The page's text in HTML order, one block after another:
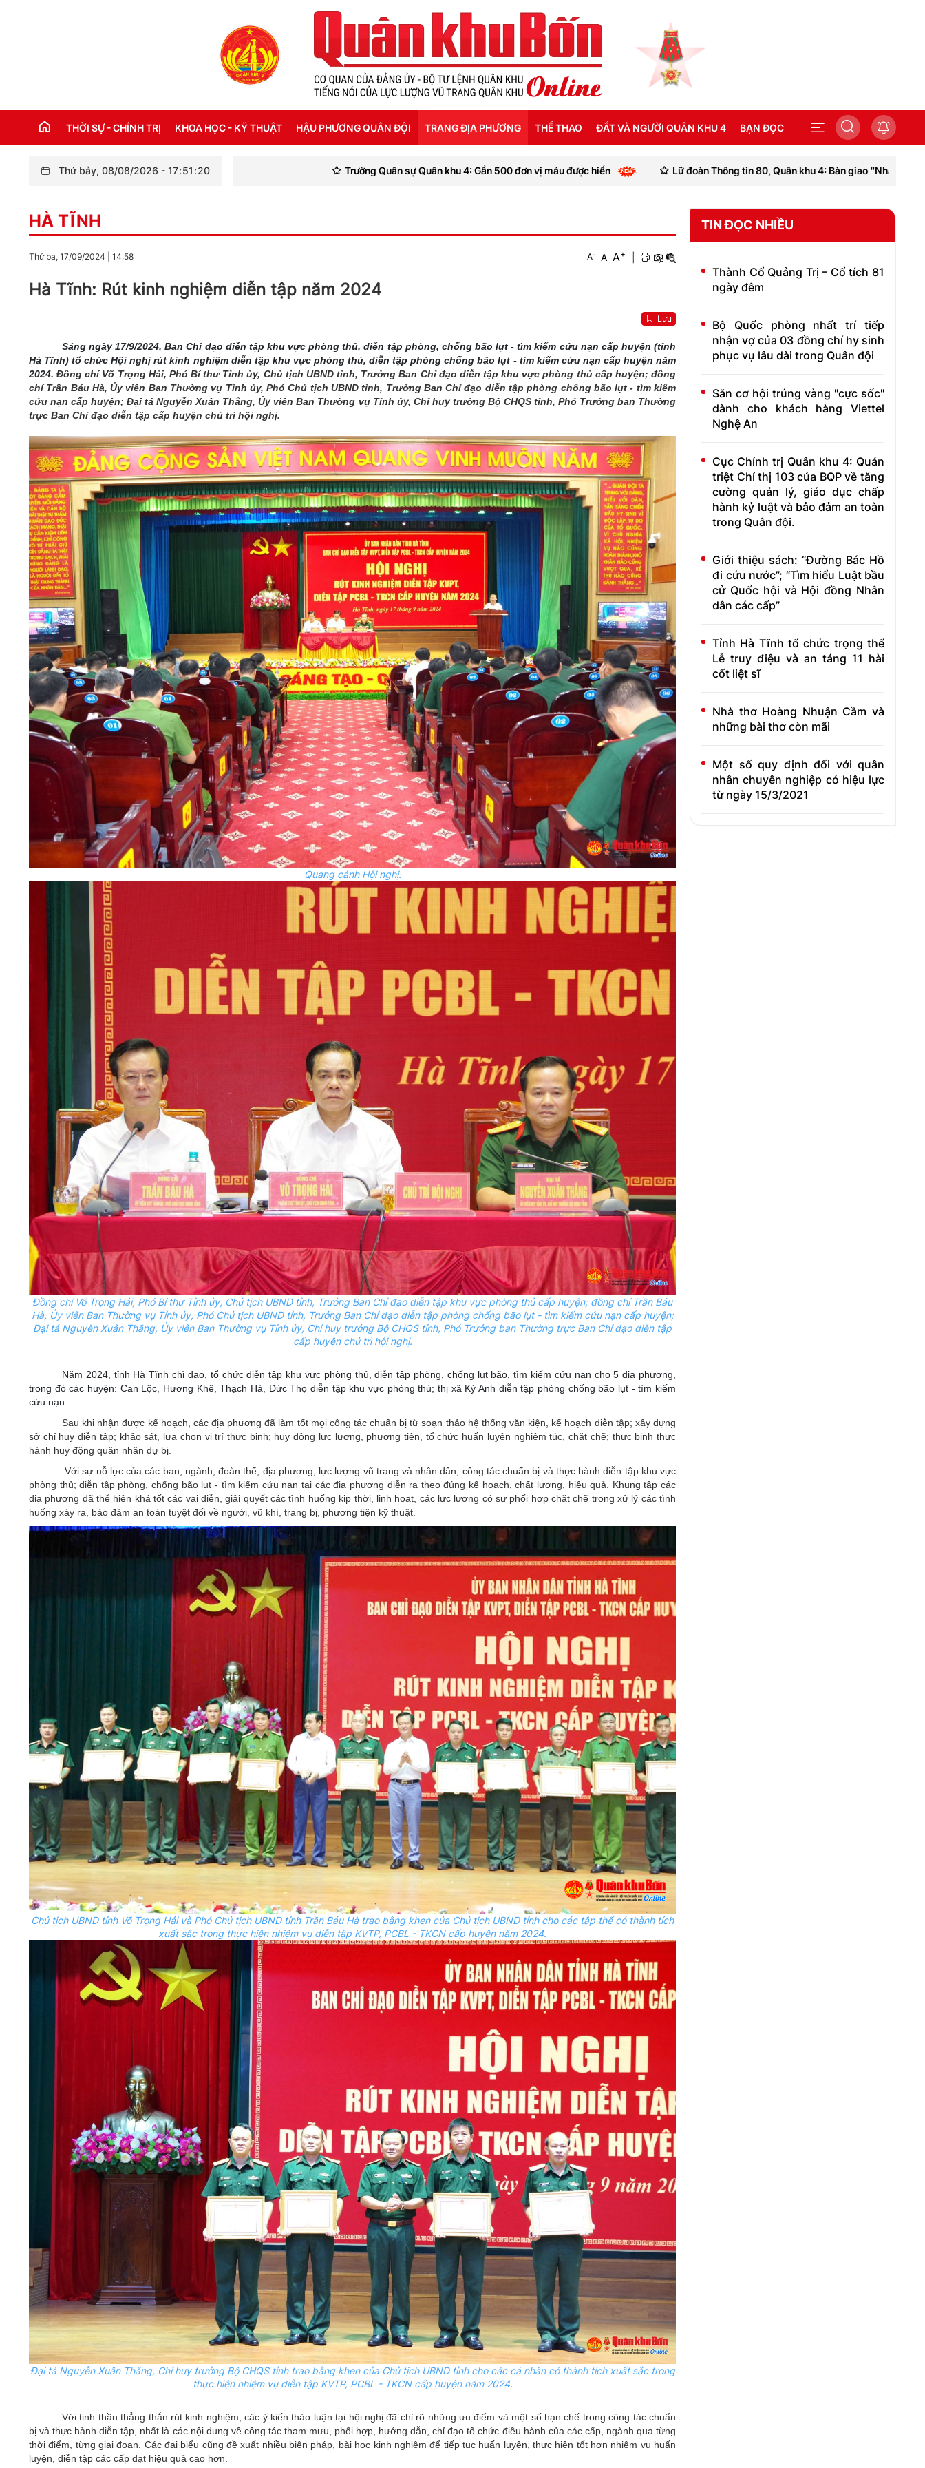
THỜI SỰ - CHÍNH TRỊ
THỜI SỰ QUỐC TẾ
KỶ NIỆM 110 NĂM NGÀY BÁC HỒ RA ĐI
CHÀO MỪNG KỶ NIỆM 75 NĂM NGÀY
TRUYỀN THỐNG LỰC LƯỢNG VŨ TRANG
QUÂN KHU 4 (15/10/1945 - 15/10/2020)
KHOA HỌC - KỸ THUẬT HẬU PHƯƠNG QUÂN ĐỘI TRANG ĐỊA PHƯƠNG THỂ THAO ĐẤT VÀ NGƯỜI QUÂN KHU 4 BẠN ĐỌC
Thứ bảy, 08/08/2026 - 17:51 :22 Trường Quân sự Quân khu 4: Gần 500 đơn vị máu được hiến Lữ đoàn Thông tin 80, Quân khu 4: Bàn giao “Nhà đồng đội”
HÀ TĨNH
Thứ ba, 17/09/2024 14:58 A- A A+
Hà Tĩnh: Rút kinh nghiệm diễn tập năm 2024
Lưu
Sáng ngày 17/9/2024, Ban Chỉ đạo diễn tập khu vực phòng thủ, diễn tập phòng, chống bão lụt - tìm kiếm cứu nạn cấp huyện (tỉnh
Hà Tĩnh) tổ chức Hội nghị rút kinh nghiệm diễn tập khu vực phòng thủ, diễn tập phòng chống bão lụt - tìm kiếm cứu nạn cấp huyện năm
2024.Đồng chí Võ Trọng Hải, Phó Bí thư Tỉnh ủy, Chủ tịch UBND tỉnh, Trưởng Ban Chỉ đạo diễn tập khu vực phòng thủ cấp huyện; đồng
chí Trần Báu Hà, Ủy viên Ban Thường vụ Tỉnh ủy, Phó Chủ tịch UBND tỉnh, Trưởng Ban Chỉ đạo diễn tập phòng chống bão lụt - tìm kiếm
cứu nạn cấp huyện; Đại tá Nguyễn Xuân Thắng, Ủy viên Ban Thường vụ Tỉnh ủy, Chỉ huy trưởng Bộ CHQS tỉnh, Phó Trưởng ban Thường
trực Ban Chỉ đạo diễn tập cấp huyện chủ trì hội nghị.
Quang cảnh Hội nghị.
Đồng chí Võ Trọng Hải, Phó Bí thư Tỉnh ủy, Chủ tịch UBND tỉnh, Trưởng Ban Chỉ đạo diễn tập khu vực phòng thủ cấp huyện; đồng chí Trần Báu
Hà, Ủy viên Ban Thường vụ Tỉnh ủy, Phó Chủ tịch UBND tỉnh, Trưởng Ban Chỉ đạo diễn tập phòng chống bão lụt - tìm kiếm cứu nạn cấp huyện;
Đại tá Nguyễn Xuân Thắng, Ủy viên Ban Thường vụ Tỉnh ủy, Chỉ huy trưởng Bộ CHQS tỉnh, Phó Trưởng ban Thường trực Ban Chỉ đạo diễn tập
cấp huyện chủ trì hội nghị.
Năm 2024, tỉnh Hà Tĩnh chỉ đạo, tổ chức diễn tập khu vực phòng thủ, diễn tập phòng, chống lụt bão, tìm kiếm cứu nạn cho 5 địa phương,
trong đó các huyện: Can Lộc, Hương Khê, Thạch Hà, Đức Thọ diễn tập khu vực phòng thủ; thị xã Kỳ Anh diễn tập phòng chống bão lụt - tìm kiếm
cứu nạn.
Sau khi nhận được kế hoạch, các địa phương đã làm tốt mọi công tác chuẩn bị từ soạn thảo hệ thống văn kiện, kế hoạch diễn tập; xây dựng
sở chỉ huy diễn tập; khảo sát, lựa chọn vị trí thực binh; huy động lực lượng, phương tiện, tổ chức huấn luyện nghiêm túc, chặt chẽ; thực binh thực
hành huy động quân nhân dự bị.
Với sự nỗ lực của các ban, ngành, đoàn thể, địa phương, lực lượng vũ trang và nhân dân, công tác chuẩn bị và thực hành diễn tập khu vực
phòng thủ; diễn tập phòng, chống bão lụt - tìm kiếm cứu nạn tại các địa phương diễn ra theo đúng kế hoạch, chất lượng, hiệu quả. Khung tập các
địa phương đã thể hiện khá tốt các vai diễn, giải quyết các tình huống kịp thời, linh hoạt, các lực lượng có sự phối hợp chặt chẽ trong xử lý các tình
huống xảy ra, bảo đảm an toàn tuyệt đối về người, vũ khí, trang bị, phương tiện kỹ thuật.
Chủ tịch UBND tỉnh Võ Trọng Hải và Phó Chủ tịch UBND tỉnh Trần Báu Hà trao bằng khen của Chủ tịch UBND tỉnh cho các tập thể có thành tích
xuất sắc trong thực hiện nhiệm vụ diễn tập KVTP, PCBL - TKCN cấp huyện năm 2024.
Đại tá Nguyễn Xuân Thắng, Chỉ huy trưởng Bộ CHQS tỉnh trao bằng khen của Chủ tịch UBND tỉnh cho các cá nhân có thành tích xuất sắc trong
thực hiện nhiệm vụ diễn tập KVTP, PCBL - TKCN cấp huyện năm 2024.
Với tinh thần thẳng thắn rút kinh nghiệm, các ý kiến thảo luận tại hội nghị đã chỉ rõ những ưu điểm và một số hạn chế trong công tác chuẩn
bị và thực hành diễn tập, nhất là các nội dung về công tác tham mưu, phối hợp, hướng dẫn, chỉ đạo tổ chức điều hành của các cấp, ngành qua từng
thời điểm, từng giai đoạn. Các đại biểu cũng đề xuất nhiều biện pháp, bài học kinh nghiệm để tiếp tục huấn luyện, thực hiện tốt hơn nhiệm vụ huấn
luyện, diễn tập các cấp đạt hiệu quả cao hơn.
TIN ĐỌC NHIỀU
Thành Cổ Quảng Trị – Cổ tích 81
ngày đêm
Bộ Quốc phòng nhất trí tiếp
nhận vợ của 03 đồng chí hy sinh
phục vụ lâu dài trong Quân đội
Săn cơ hội trúng vàng "cực sốc"
dành cho khách hàng Viettel
Nghệ An
Cục Chính trị Quân khu 4: Quán
triệt Chỉ thị 103 của BQP về tăng
cường quản lý, giáo dục chấp
hành kỷ luật và bảo đảm an toàn
trong Quân đội.
Giới thiệu sách: “Đường Bác Hồ
đi cứu nước”; “Tìm hiểu Luật bầu
cử Quốc hội và Hội đồng Nhân
dân các cấp”
Tỉnh Hà Tĩnh tổ chức trọng thể
Lễ truy điệu và an táng 11 hài
cốt liệt sĩ
Nhà thơ Hoàng Nhuận Cầm và
những bài thơ còn mãi
Một số quy định đối với quân
nhân chuyên nghiệp có hiệu lực
từ ngày 15/3/2021